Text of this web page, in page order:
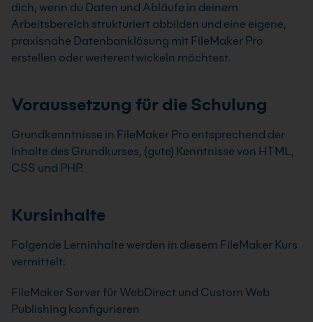
dich, wenn du Daten und Abläufe in deinem
Arbeitsbereich strukturiert abbilden und eine eigene,
praxisnahe Datenbanklösung mit FileMaker Pro
erstellen oder weiterentwickeln möchtest.
Voraussetzung für die Schulung
Grundkenntnisse in FileMaker Pro entsprechend der
Inhalte des Grundkurses, (gute) Kenntnisse von HTML,
CSS und PHP.
Kursinhalte
Folgende Lerninhalte werden in diesem FileMaker Kurs
vermittelt:
FileMaker Server für WebDirect und Custom Web
Publishing konfigurieren